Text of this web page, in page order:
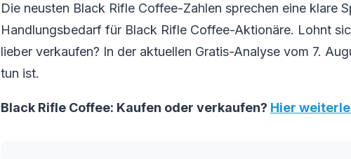
Die neusten Black Rifle Coffee-Zahlen sprechen eine klare
Handlungsbedarf für Black Rifle Coffee-Aktionäre. Lohnt
lieber verkaufen? In der aktuellen Gratis-Analyse vom 7.
tun ist.
Black Rifle Coffee: Kaufen oder verkaufen? Hier